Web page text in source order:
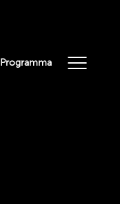
Programma